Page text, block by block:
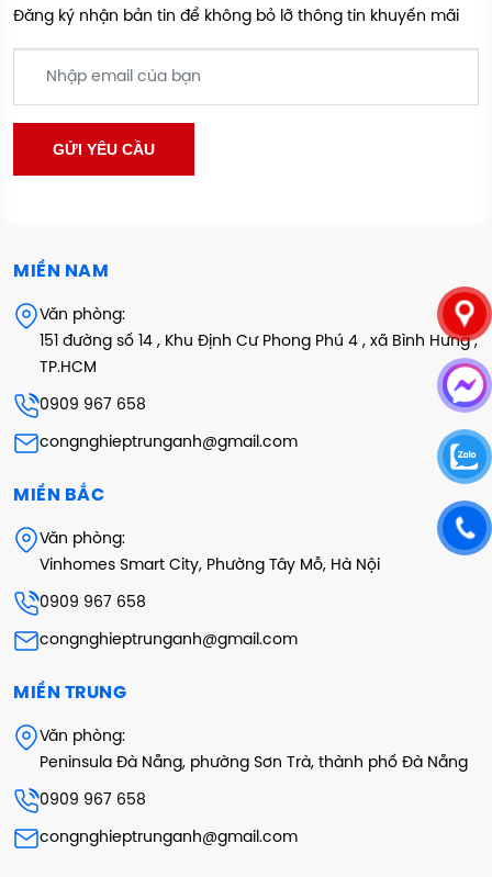
Đăng ký nhận bản tin để không bỏ lỡ thông tin khuyến mãi
MIỀN NAM
Văn phòng:
151 đường số 14 , Khu Định Cư Phong Phú 4 , xã Bình Hưng ,
TP.HCM
0909 967 658
congnghieptrunganh@gmail.com
MIỀN BẮC
Văn phòng:
Vinhomes Smart City, Phường Tây Mỗ, Hà Nội
0909 967 658
congnghieptrunganh@gmail.com
MIỀN TRUNG
Văn phòng:
Peninsula Đà Nẵng, phường Sơn Trà, thành phố Đà Nẵng
0909 967 658
congnghieptrunganh@gmail.com